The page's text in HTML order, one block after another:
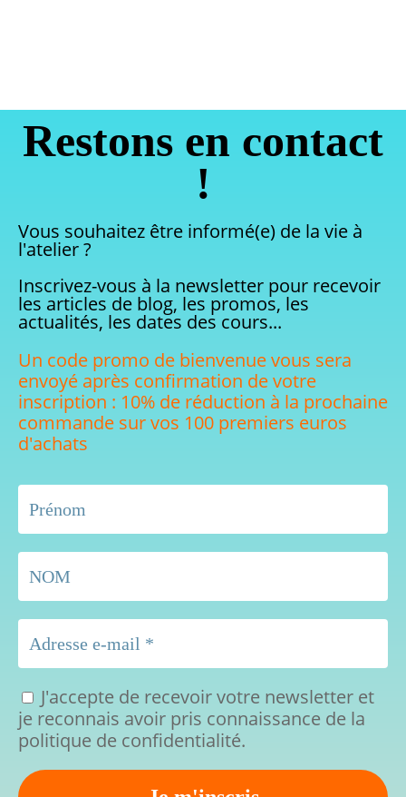
Restons en contact
!
Vous souhaitez être informé(e) de la vie à
l'atelier ?
Inscrivez-vous à la newsletter pour recevoir
les articles de blog, les promos, les
actualités, les dates des cours...
Un code promo de bienvenue vous sera
envoyé après confirmation de votre
inscription : 10% de réduction à la prochaine
commande sur vos 100 premiers euros
d'achats
je reconnais avoir pris connaissance de la
politique de confidentialité.